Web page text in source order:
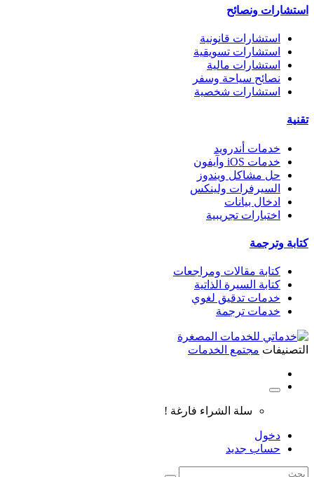
استشارات ونصائح
استشارات قانونية
استشارات تسويقية
استشارات مالية
نصائح سياحة وسفر
استشارات شخصية
تقنية
خدمات أندرويد
خدمات iOS وآيفون
حل مشاكل ويندوز
السيرفرات ولينكس
ادخال بيانات
اختبارات تجريبية
كتابة وترجمة
كتابة مقالات ومراجعات
كتابة السيرة الذاتية
خدمات تدقيق لغوي
خدمات ترجمة
التصنيفات مجتمع الخدمات
سلة الشراء فارغة !
دخول
حساب جديد